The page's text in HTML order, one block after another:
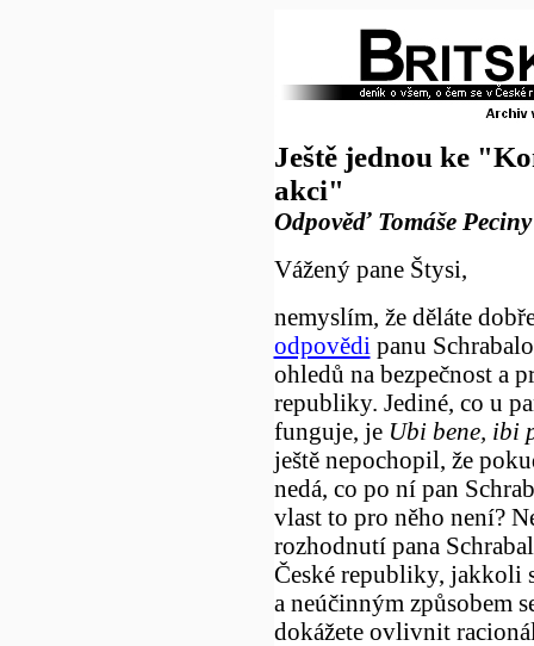
Ještě jednou ke
akci"
Odpověď Tomáše
Vážený pane Štysi,
nemyslím, že děláte
odpovědi panu
ohledů na bezpečnost a
republiky. Jediné, co u
funguje, je Ubi bene, ibi
ještě nepochopil, že
nedá, co po ní pan
vlast to pro něho není?
rozhodnutí pana
České republiky, jakkoli
a neúčinným způsobem
dokážete ovlivnit